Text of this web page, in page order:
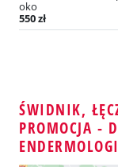
oko
550 zł
ŚWIDNIK,
PROMOCJA -